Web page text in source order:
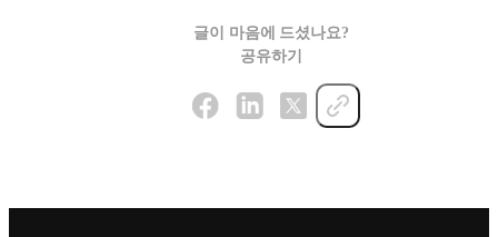
글이 마음에 드셨나요?
공유하기